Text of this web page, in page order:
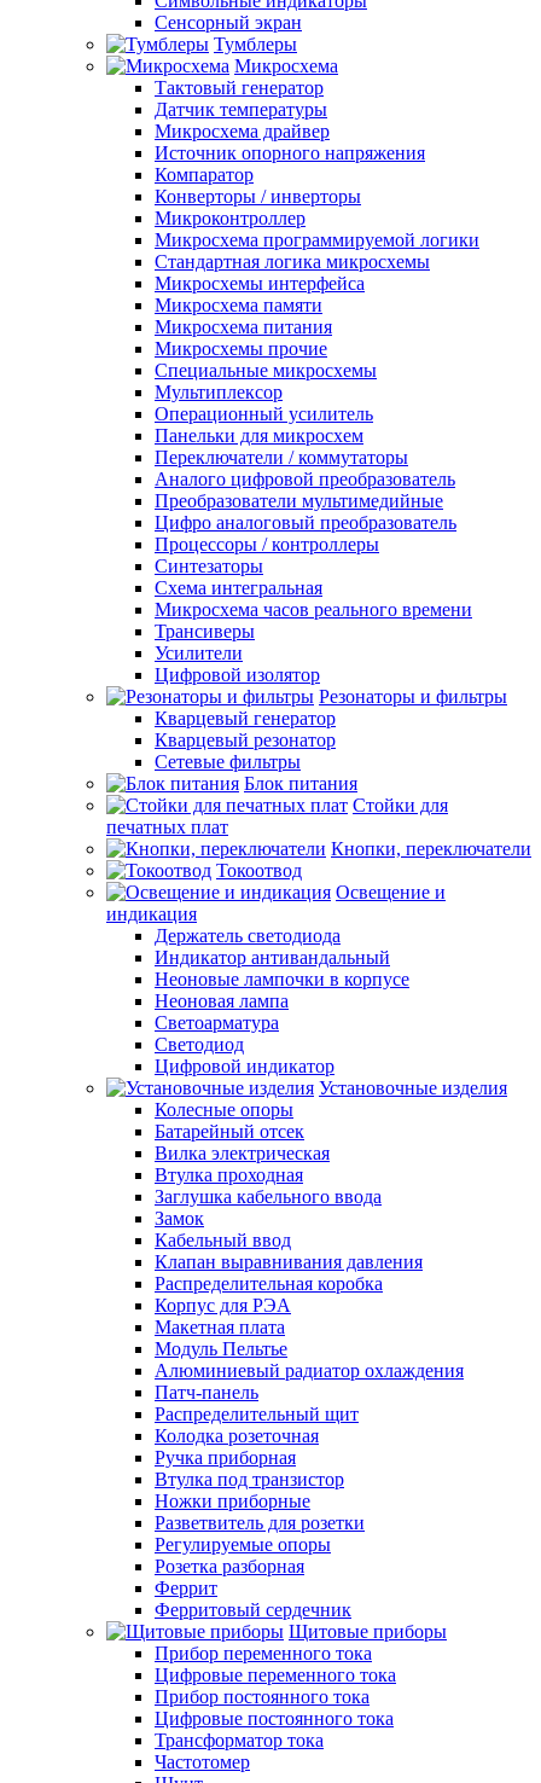
Сенсорный экран
Тумблеры
Микросхема
Тактовый генератор
Датчик температуры
Микросхема драйвер
Источник опорного напряжения
Компаратор
Конверторы / инверторы
Микроконтроллер
Микросхема программируемой логики
Стандартная логика микросхемы
Микросхемы интерфейса
Микросхема памяти
Микросхема питания
Микросхемы прочие
Специальные микросхемы
Мультиплексор
Операционный усилитель
Панельки для микросхем
Переключатели / коммутаторы
Аналого цифровой преобразователь
Преобразователи мультимедийные
Цифро аналоговый преобразователь
Процессоры / контроллеры
Синтезаторы
Схема интегральная
Микросхема часов реального времени
Трансиверы
Усилители
Цифровой изолятор
Резонаторы и фильтры
Кварцевый генератор
Кварцевый резонатор
Сетевые фильтры
Блок питания
Стойки для
печатных плат
Кнопки, переключатели
Токоотвод
Освещение и
индикация
Держатель светодиода
Индикатор антивандальный
Неоновые лампочки в корпусе
Неоновая лампа
Светоарматура
Светодиод
Цифровой индикатор
Установочные изделия
Колесные опоры
Батарейный отсек
Вилка электрическая
Втулка проходная
Заглушка кабельного ввода
Замок
Кабельный ввод
Клапан выравнивания давления
Распределительная коробка
Корпус для РЭА
Макетная плата
Модуль Пельтье
Алюминиевый радиатор охлаждения
Патч-панель
Распределительный щит
Колодка розеточная
Ручка приборная
Втулка под транзистор
Ножки приборные
Разветвитель для розетки
Регулируемые опоры
Розетка разборная
Феррит
Ферритовый сердечник
Щитовые приборы
Прибор переменного тока
Цифровые переменного тока
Прибор постоянного тока
Цифровые постоянного тока
Трансформатор тока
Частотомер